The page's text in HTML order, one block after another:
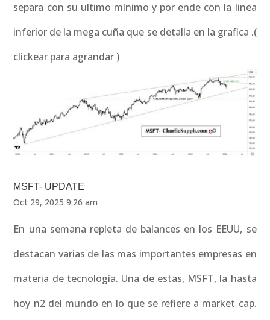
separa con su ultimo mínimo y por ende con la linea
inferior de la mega cuña que se detalla en la grafica .(
clickear para agrandar )
MSFT- UPDATE
Oct 29, 2025 9:26 am
En una semana repleta de balances en los EEUU, se
destacan varias de las mas importantes empresas en
materia de tecnología. Una de estas, MSFT, la hasta
hoy n2 del mundo en lo que se refiere a market cap.